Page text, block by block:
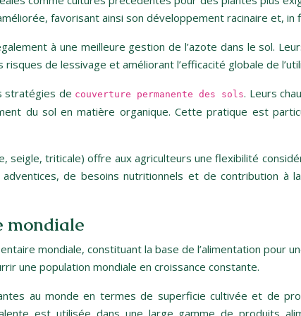
favorisant ainsi son développement racinaire et, in
à une meilleure gestion de l’azote dans le sol.
de lessivage et améliorant l’efficacité globale de
stratégies de couverture permanente des sols. Leurs
du sol en matière organique. Cette pratique est
seigle, triticale) offre aux agriculteurs une flexibilité
de besoins nutritionnels et de contribution à
mondiale
mondiale, constituant la base de l’alimentation pour
une population mondiale en croissance constante.
au monde en termes de superficie cultivée et de